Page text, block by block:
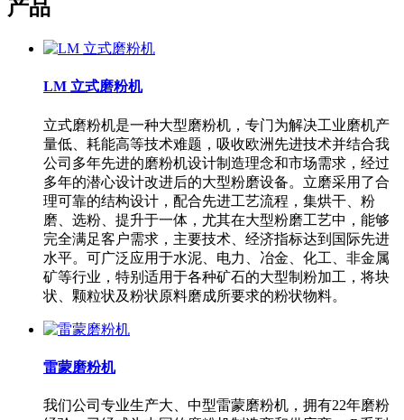
产品
LM 立式磨粉机
立式磨粉机是一种大型磨粉机，专门为解决工业磨机产
量低、耗能高等技术难题，吸收欧洲先进技术并结合我
公司多年先进的磨粉机设计制造理念和市场需求，经过
多年的潜心设计改进后的大型粉磨设备。立磨采用了合
理可靠的结构设计，配合先进工艺流程，集烘干、粉
磨、选粉、提升于一体，尤其在大型粉磨工艺中，能够
完全满足客户需求，主要技术、经济指标达到国际先进
水平。可广泛应用于水泥、电力、冶金、化工、非金属
矿等行业，特别适用于各种矿石的大型制粉加工，将块
状、颗粒状及粉状原料磨成所要求的粉状物料。
雷蒙磨粉机
我们公司专业生产大、中型雷蒙磨粉机，拥有22年磨粉